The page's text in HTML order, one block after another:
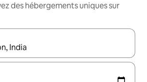
des hébergements uniques sur
s'affichent, utilisez les flèches vers le